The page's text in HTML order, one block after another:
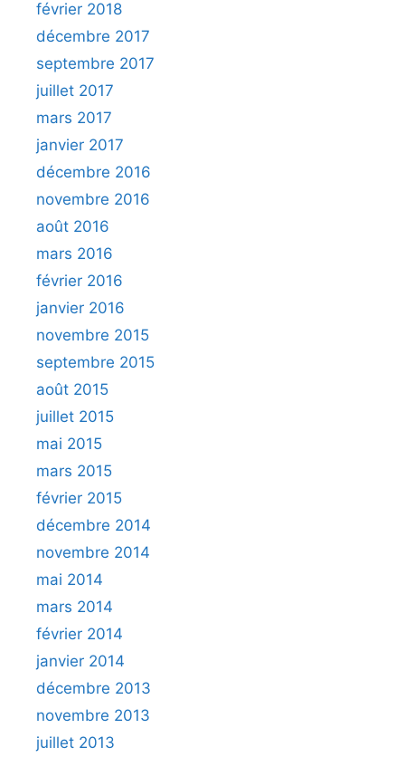
février 2018
décembre 2017
septembre 2017
juillet 2017
mars 2017
janvier 2017
décembre 2016
novembre 2016
août 2016
mars 2016
février 2016
janvier 2016
novembre 2015
septembre 2015
août 2015
juillet 2015
mai 2015
mars 2015
février 2015
décembre 2014
novembre 2014
mai 2014
mars 2014
février 2014
janvier 2014
décembre 2013
novembre 2013
juillet 2013